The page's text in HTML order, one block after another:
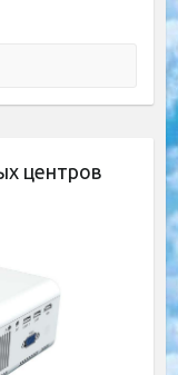
центров